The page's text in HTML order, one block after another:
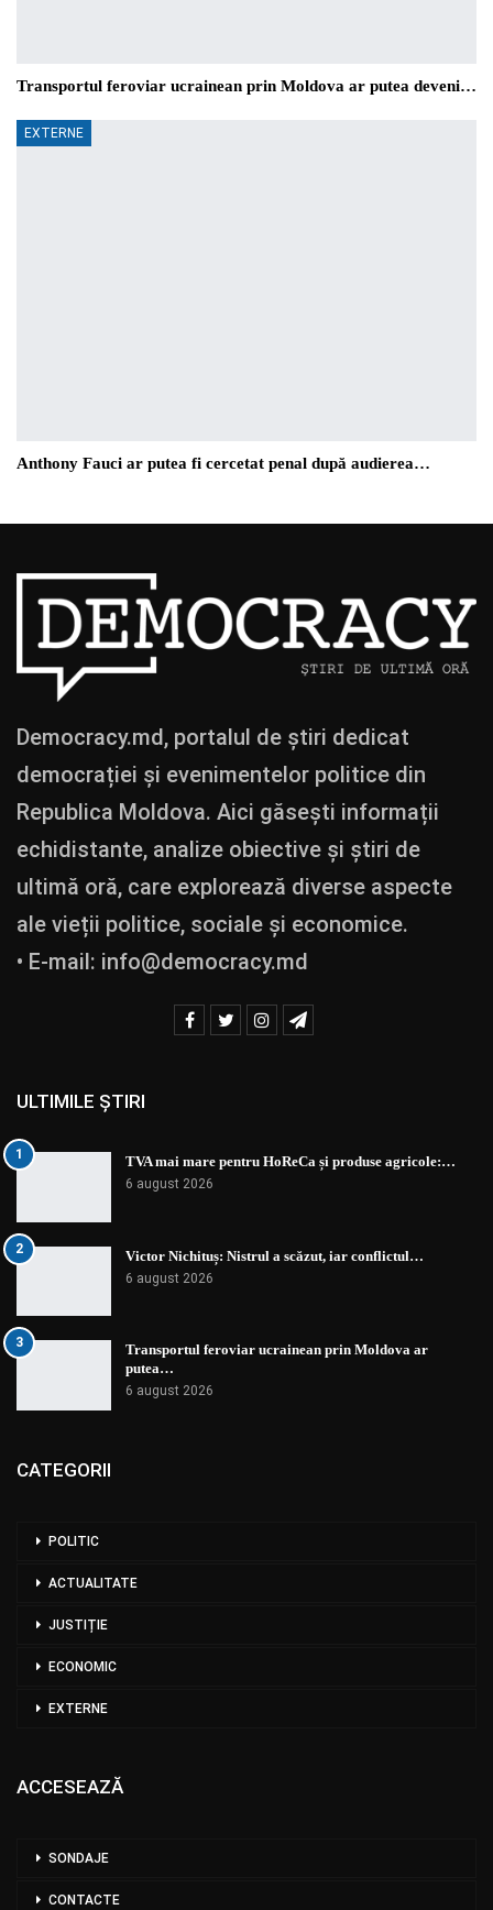
Transportul feroviar ucrainean prin Moldova ar putea deveni…
EXTERNE
Anthony Fauci ar putea fi cercetat penal după audierea…
Democracy.md, portalul de știri dedicat
democrației și evenimentelor politice din
Republica Moldova. Aici găsești informații
echidistante, analize obiective și știri de
ultimă oră, care explorează diverse aspecte
ale vieții politice, sociale și economice.
• E-mail: info@democracy.md
ULTIMILE ȘTIRI
1 TVA mai mare pentru HoReCa și produse agricole:…
6 august 2026
2 Victor Nichituș: Nistrul a scăzut, iar conflictul…
6 august 2026
3
Transportul feroviar ucrainean prin Moldova ar
putea…
6 august 2026
CATEGORII
POLITIC
ACTUALITATE
JUSTIȚIE
ECONOMIC
EXTERNE
ACCESEAZĂ
SONDAJE
CONTACTE